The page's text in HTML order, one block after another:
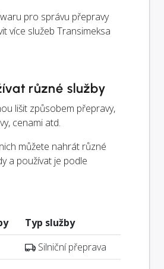
pro správu přepravy
více služeb Transimeksa
různé služby
lišit způsobem přepravy,
cenami atd.
můžete nahrát různé
a používat je podle
Typ služby
Silniční přeprava